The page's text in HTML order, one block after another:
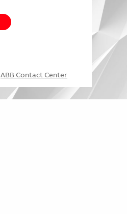
ABB Contact Center